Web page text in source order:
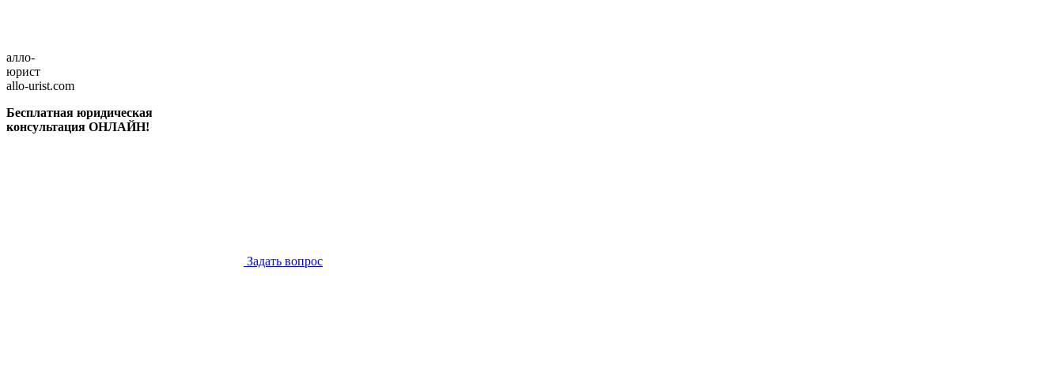
алло-
юрист
allo-urist.com
Бесплатная юридическая
консультация ОНЛАЙН!
Задать вопрос